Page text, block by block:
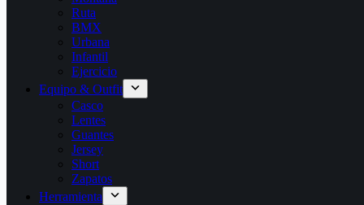
Ruta
BMX
Urbana
Infantil
Ejercicio
Equipo & Outfit
Casco
Lentes
Guantes
Jersey
Short
Zapatos
Herramienta